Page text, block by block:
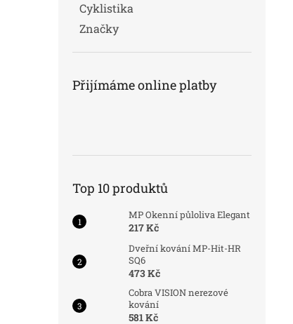
Cyklistika
Značky
Přijímáme online platby
Top 10 produktů
MP Okenní půloliva Elegant
217 Kč
Dveřní kování MP-Hit-HR
SQ6
473 Kč
Cobra VISION nerezové
kování
581 Kč